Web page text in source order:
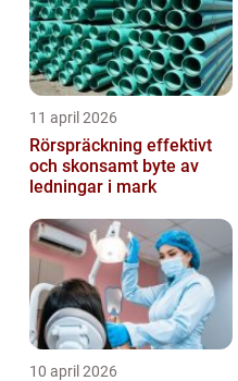
11 april 2026
Rörspräckning effektivt
och skonsamt byte av
ledningar i mark
10 april 2026